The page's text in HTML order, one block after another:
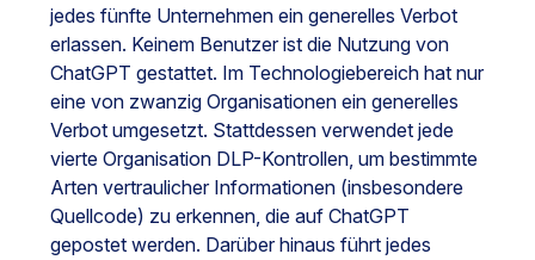
jedes fünfte Unternehmen ein generelles Verbot
erlassen. Keinem Benutzer ist die Nutzung von
ChatGPT gestattet. Im Technologiebereich hat nur
eine von zwanzig Organisationen ein generelles
Verbot umgesetzt. Stattdessen verwendet jede
vierte Organisation DLP-Kontrollen, um bestimmte
Arten vertraulicher Informationen (insbesondere
Quellcode) zu erkennen, die auf ChatGPT
gepostet werden. Darüber hinaus führt jedes